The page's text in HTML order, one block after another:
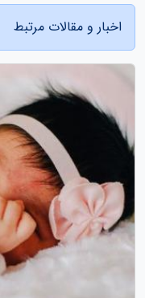
اخبار و مقالات مرتبط